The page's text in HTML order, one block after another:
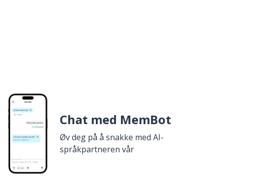
Chat med MemBot
Øv deg på å snakke med AI-
språkpartneren vår